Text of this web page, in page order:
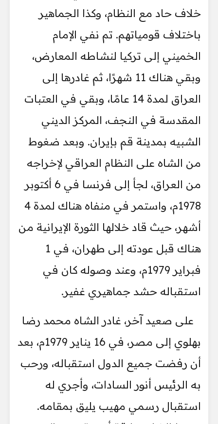
خلاف حاد مع النظام، وكذا الجماهير
باختلاف قومياتهم. تم نفي الإمام
الخميني إلى تركيا لنشاطه المعارض،
وبقي هناك 11 شهرًا، ثم غادرها إلى
العراق لمدة 14 عامًا، وبقي في العتبات
المقدسة في النجف، المركز الديني
الشبيه بمدينة قم بإيران. وبعد ضغوط
من الشاه على النظام العراقي لإخراجه
من العراق، لجأ إلى فرنسا في 6 أكتوبر
1978م، واستمر في منفاه هناك لمدة 4
أشهر، حيث قاد خلالها الثورة الإيرانية من
هناك قبل عودته إلى طهران، في 1
فبراير 1979م، وعند وصوله كان في
استقباله حشد جماهيري غفير.
على صعيد آخر، غادر الشاه محمد رضا
بهلوي إلى مصر، في 16 يناير 1979م، بعد
أن رفضت جميع الدول استقباله، ورحب
به الرئيس أنور السادات، وأجري له
استقبال رسمي مهيب يليق بمقامه.